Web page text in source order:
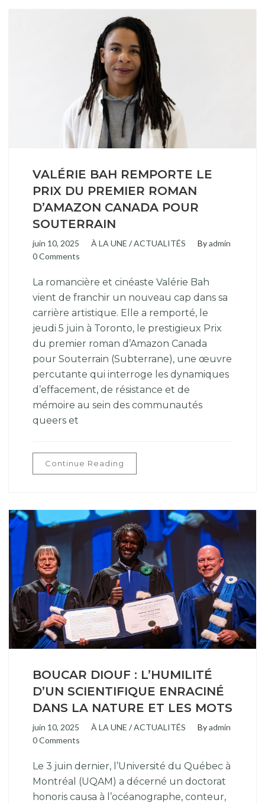
VALÉRIE BAH REMPORTE LE
PRIX DU PREMIER ROMAN
D’AMAZON CANADA POUR
SOUTERRAIN
juin 10, 2025 À LA UNE /ACTUALITÉS Byadmin
0 Comments
La romancière et cinéaste Valérie Bah
vient de franchir un nouveau cap dans sa
carrière artistique. Elle a remporté, le
jeudi 5 juin à Toronto, le prestigieux Prix
du premier roman d’Amazon Canada
pour Souterrain (Subterrane), une œuvre
percutante qui interroge les dynamiques
d’effacement, de résistance et de
mémoire au sein des communautés
queers et
Continue Reading
BOUCAR DIOUF : L’HUMILITÉ
D’UN SCIENTIFIQUE ENRACINÉ
DANS LA NATURE ET LES MOTS
juin 10, 2025 À LA UNE /ACTUALITÉS Byadmin
0 Comments
Le 3 juin dernier, l’Université du Québec à
Montréal (UQAM) a décerné un doctorat
honoris causa à l’océanographe, conteur,